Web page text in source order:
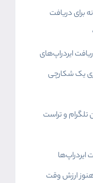
برای دریافت
ایردراپ‌های
یک شکارچی
تلگرام و تراست
در سال ۲۰۲۵ هنوز ارزش وقت